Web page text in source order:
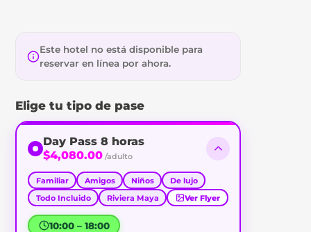
Este hotel no está disponible para
reservar en línea por ahora.
Elige tu tipo de pase
Day Pass 8 horas
$4,080.00 /adulto
Familiar Amigos Niños
De lujo
Todo Incluido
Riviera Maya Ver Flyer
10:00 – 18:00